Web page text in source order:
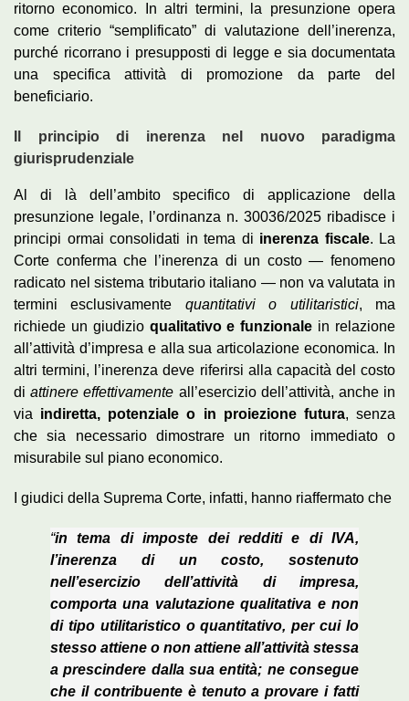
ritorno economico. In altri termini, la presunzione opera
come criterio “semplificato” di valutazione dell’inerenza,
purché ricorrano i presupposti di legge e sia documentata
una specifica attività di promozione da parte del
beneficiario.
Il principio di inerenza nel nuovo paradigma
giurisprudenziale
Al di là dell’ambito specifico di applicazione della
presunzione legale, l’ordinanza n. 30036/2025 ribadisce i
principi ormai consolidati in tema di inerenza fiscale. La
Corte conferma che l’inerenza di un costo — fenomeno
radicato nel sistema tributario italiano — non va valutata in
termini esclusivamente quantitativi o utilitaristici, ma
richiede un giudizio qualitativo e funzionale in relazione
all’attività d’impresa e alla sua articolazione economica. In
altri termini, l’inerenza deve riferirsi alla capacità del costo
diattinere effettivamente all’esercizio dell’attività, anche in
via indiretta, potenziale o in proiezione futura, senza
che sia necessario dimostrare un ritorno immediato o
misurabile sul piano economico.
I giudici della Suprema Corte, infatti, hanno riaffermato che
“in tema di imposte dei redditi e di IVA,
l’inerenza di un costo, sostenuto
nell’esercizio dell’attività di impresa,
comporta una valutazione qualitativa e non
di tipo utilitaristico o quantitativo, per cui lo
stesso attiene o non attiene all’attività stessa
a prescindere dalla sua entità; ne consegue
che il contribuente è tenuto a provare i fatti